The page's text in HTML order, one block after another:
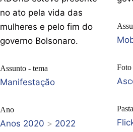
no ato pela vida das
mulheres e pelo fim do
governo Bolsonaro.
Assunto - tema
Manifestação
Ano
Anos 2020 > 2022
Foto
Pasta